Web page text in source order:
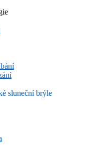
sluneční brýle